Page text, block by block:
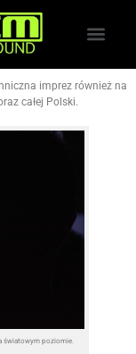
imprez również na
całej Polski.
światowym poziomie.